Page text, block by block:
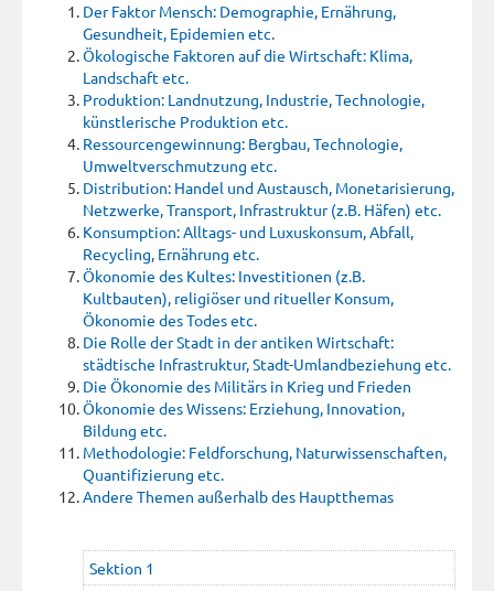
Der Faktor Mensch: Demographie, Ernährung,
Gesundheit, Epidemien etc.
Ökologische Faktoren auf die Wirtschaft: Klima,
Landschaft etc.
Produktion: Landnutzung, Industrie, Technologie,
künstlerische Produktion etc.
Ressourcengewinnung: Bergbau, Technologie,
Umweltverschmutzung etc.
Distribution: Handel und Austausch, Monetarisierung,
Netzwerke, Transport, Infrastruktur (z.B. Häfen) etc.
Konsumption: Alltags- und Luxuskonsum, Abfall,
Recycling, Ernährung etc.
Ökonomie des Kultes: Investitionen (z.B.
Kultbauten), religiöser und ritueller Konsum,
Ökonomie des Todes etc.
Die Rolle der Stadt in der antiken Wirtschaft:
städtische Infrastruktur, Stadt-Umlandbeziehung etc.
Die Ökonomie des Militärs in Krieg und Frieden
Ökonomie des Wissens: Erziehung, Innovation,
Bildung etc.
Methodologie: Feldforschung, Naturwissenschaften,
Quantifizierung etc.
Andere Themen außerhalb des Hauptthemas
Sektion 1